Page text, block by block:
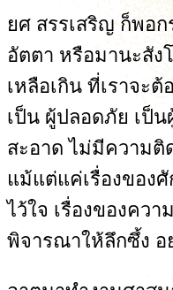
ยศ สรรเสริญ ก็พอ
อัตตา หรือมานะสัง
เหลือเกิน ที่เราจะต้
เป็น ผู้ปลอดภัย เป็
สะอาด ไม่มีความ
แม้แต่แค่เรื่องของ
ไว้ใจ เรื่องของคว
พิจารณาให้ลึกซึ้ง อ